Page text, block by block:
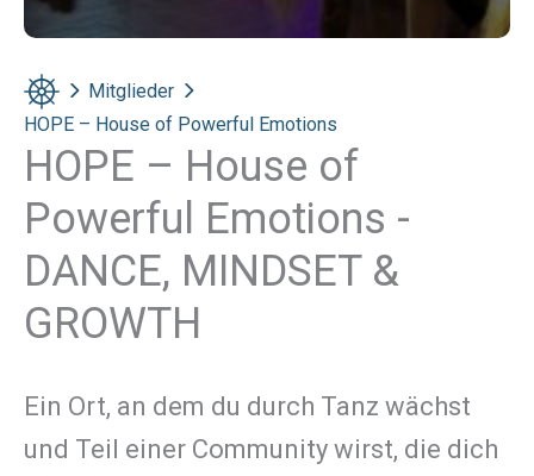
Mitglieder
HOPE – House of Powerful Emotions
HOPE – House of
Powerful Emotions -
DANCE, MINDSET &
GROWTH
Ein Ort, an dem du durch Tanz wächst
und Teil einer Community wirst, die dich